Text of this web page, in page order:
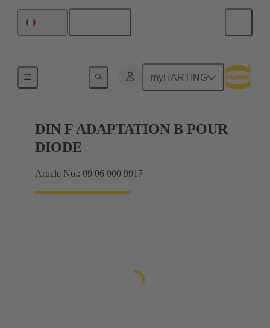
myHARTING
DIN F ADAPTATION B POUR
DIODE
Article No.: 09 06 000 9917